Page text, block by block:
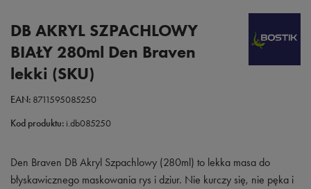
DB AKRYL SZPACHLOWY
BIAŁY 280ml Den Braven
lekki (SKU)
EAN: 8711595085250
Kod produktu: i.db085250
Den Braven DB Akryl Szpachlowy (280ml) to lekka masa do
błyskawicznego maskowania rys i dziur. Nie kurczy się, nie pęka i